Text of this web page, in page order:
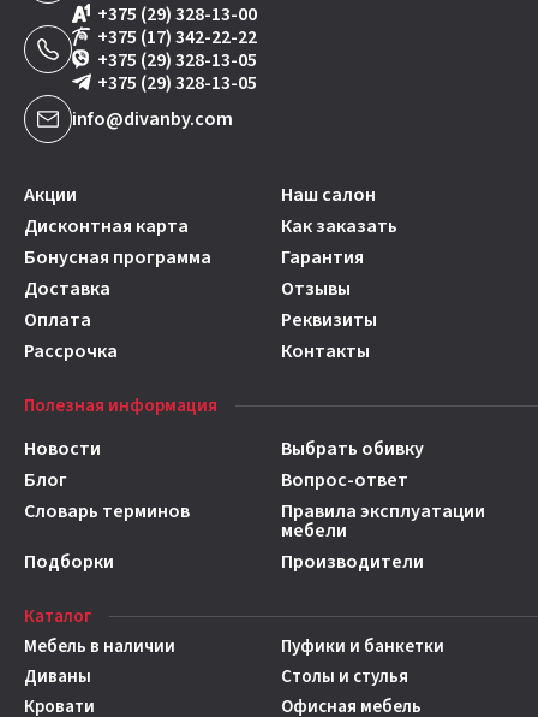
+375 (29) 328-13-00
+375 (17) 342-22-22
+375 (29) 328-13-05
+375 (29) 328-13-05
info@divanby.com
Акции
Наш салон
Дисконтная карта
Как заказать
Бонусная программа
Гарантия
Доставка
Отзывы
Оплата
Реквизиты
Рассрочка
Контакты
Полезная информация
Новости
Выбрать обивку
Блог
Вопрос-ответ
Словарь терминов
Правила эксплуатации
мебели
Подборки
Производители
Каталог
Мебель в наличии
Диваны
Кровати
Пуфики и банкетки
Столы и стулья
Офисная мебель